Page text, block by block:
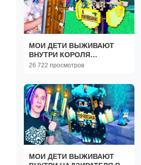
МОИ ДЕТИ ВЫЖИВАЮТ
ВНУТРИ КОРОЛЯ
СКЕЛЕТОВ В МАЙНКРАФТ!
26 722 просмотров
МОИ ДЕТИ ВЫЖИВАЮТ